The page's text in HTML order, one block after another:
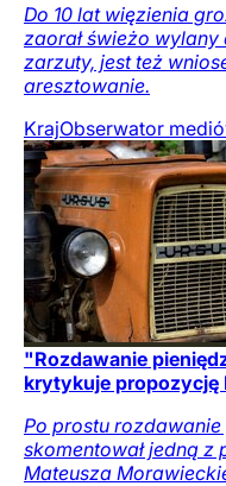
Do 10 lat więzienia
zaorał świeżo wylany
zarzuty, jest też
aresztowanie.
KrajObserwator
"Rozdawanie
krytykuje propozycję
Po prostu
skomentował jedną
Mateusza